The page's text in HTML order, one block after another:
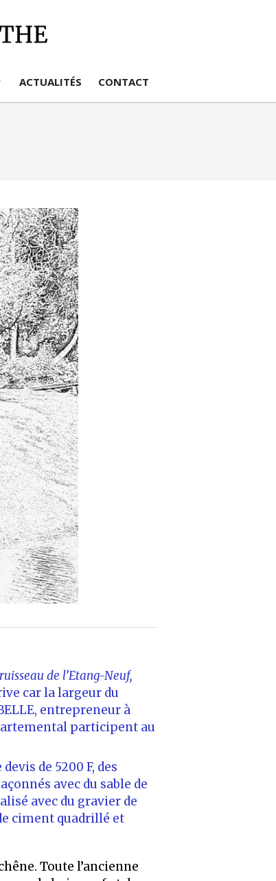
ACTUALITÉS CONTACT
de l’Etang-Neuf,
car la largeur du
entrepreneur à
participent au
de 5200 F, des
avec du sable de
avec du gravier de
ciment quadrillé et
Toute l’ancienne